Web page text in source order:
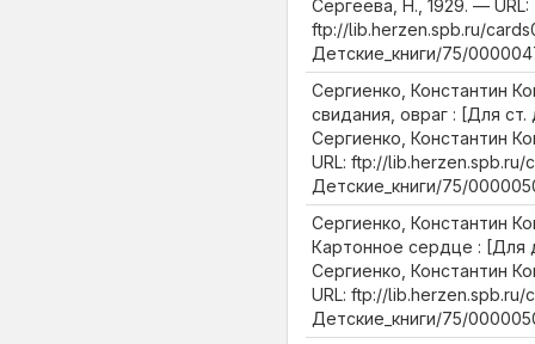
Сергеева, Н., 1929. — URL:
ftp://lib.herzen.spb.ru/
Детские_книги/75/
Сергиенко, Константин
свидания, овраг : [Для
Сергиенко, Константин
URL: ftp://lib.herzen.spb.ru/
Детские_книги/75/
Сергиенко, Константин
Картонное сердце : [Для
Сергиенко, Константин
URL: ftp://lib.herzen.spb.ru/
Детские_книги/75/